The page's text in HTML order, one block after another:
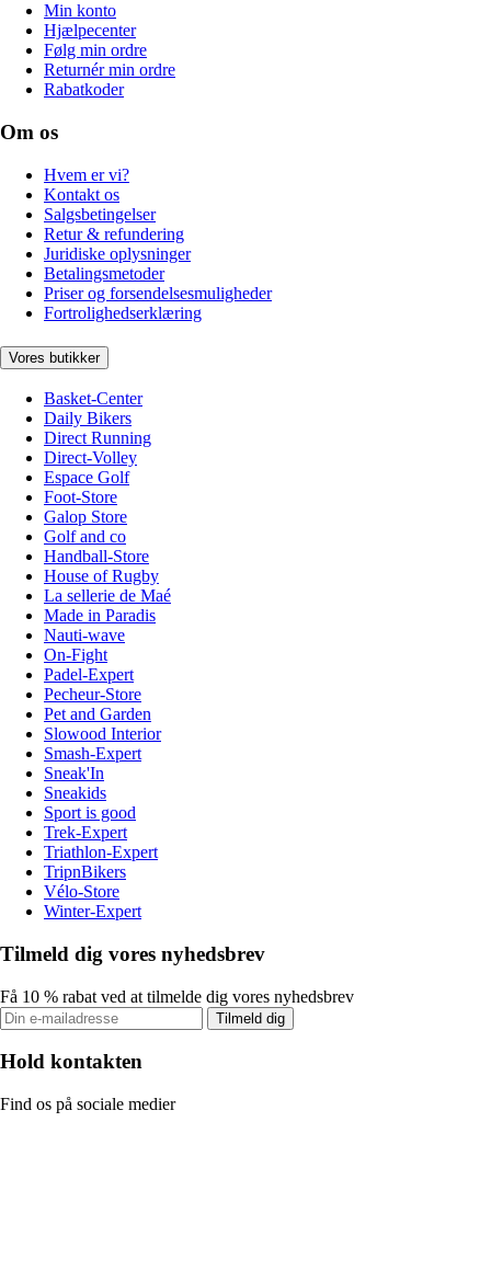
Min konto
Hjælpecenter
Følg min ordre
Returnér min ordre
Rabatkoder
Om os
Hvem er vi?
Kontakt os
Salgsbetingelser
Retur & refundering
Juridiske oplysninger
Betalingsmetoder
Priser og forsendelsesmuligheder
Fortrolighedserklæring
Vores butikker
Basket-Center
Daily Bikers
Direct Running
Direct-Volley
Espace Golf
Foot-Store
Galop Store
Golf and co
Handball-Store
House of Rugby
La sellerie de Maé
Made in Paradis
Nauti-wave
On-Fight
Padel-Expert
Pecheur-Store
Pet and Garden
Slowood Interior
Smash-Expert
Sneak'In
Sneakids
Sport is good
Trek-Expert
Triathlon-Expert
TripnBikers
Vélo-Store
Winter-Expert
Tilmeld dig vores nyhedsbrev
Få 10 % rabat ved at tilmelde dig vores nyhedsbrev
Tilmeld dig
Hold kontakten
Find os på sociale medier